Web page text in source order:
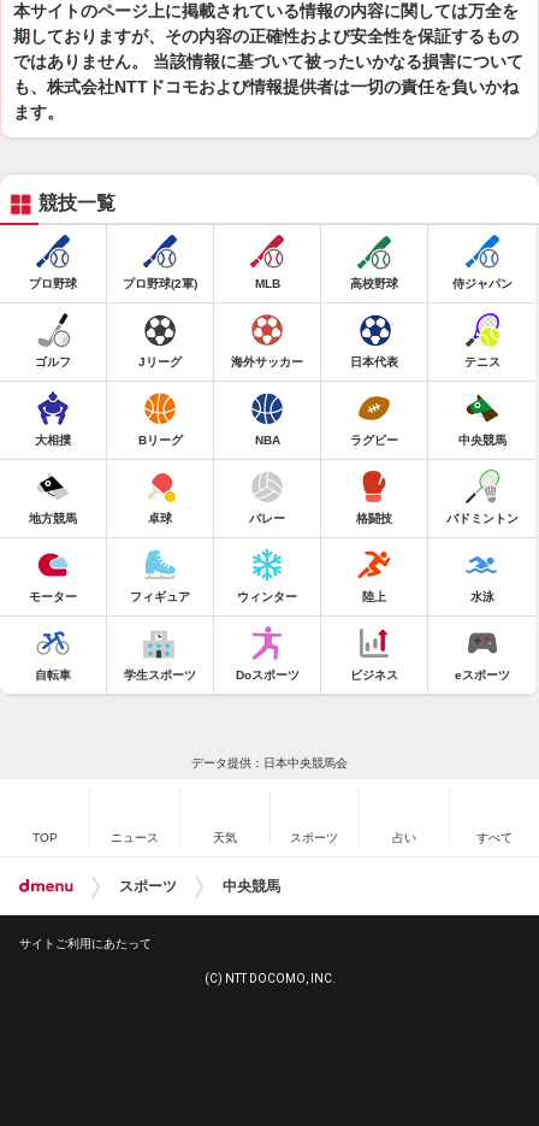
本サイトのページ上に掲載されている情報の内容に関しては万全を
期しておりますが、その内容の正確性および安全性を保証するもの
ではありません。 当該情報に基づいて被ったいかなる損害について
も、株式会社NTTドコモおよび情報提供者は一切の責任を負いかね
ます。
競技一覧
プロ野球 プロ野球(2軍) MLB 高校野球 侍ジャパン
ゴルフ Jリーグ 海外サッカー 日本代表 テニス
大相撲 Bリーグ NBA ラグビー 中央競馬
地方競馬 卓球 バレー 格闘技 バドミントン
モーター フィギュア ウィンター 陸上 水泳
自転車 学生スポーツ Doスポーツ ビジネス eスポーツ
データ提供：日本中央競馬会
TOP ニュース 天気 スポーツ 占い すべて
スポーツ 中央競馬
サイトご利用にあたって
(C) NTT DOCOMO, INC.